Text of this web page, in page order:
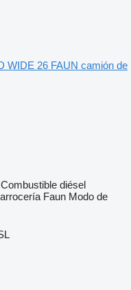
WIDE 26 FAUN camión de
Combustible diésel
Faun Modo de